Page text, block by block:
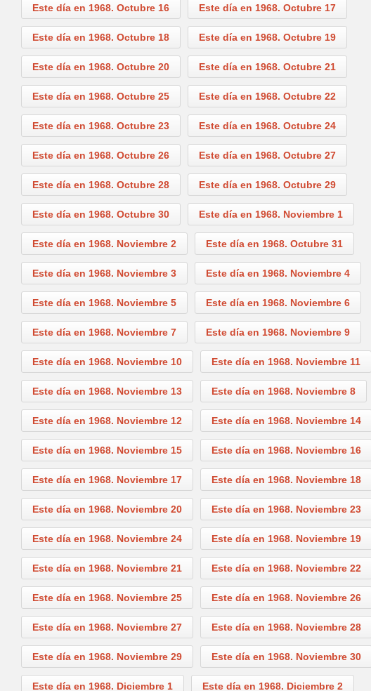
Este día en 1968. Octubre 16 Este día en 1968. Octubre 17
Este día en 1968. Octubre 18 Este día en 1968. Octubre 19
Este día en 1968. Octubre 20 Este día en 1968. Octubre 21
Este día en 1968. Octubre 25 Este día en 1968. Octubre 22
Este día en 1968. Octubre 23 Este día en 1968. Octubre 24
Este día en 1968. Octubre 26 Este día en 1968. Octubre 27
Este día en 1968. Octubre 28 Este día en 1968. Octubre 29
Este día en 1968. Octubre 30 Este día en 1968. Noviembre 1
Este día en 1968. Noviembre 2 Este día en 1968. Octubre 31
Este día en 1968. Noviembre 3 Este día en 1968. Noviembre 4
Este día en 1968. Noviembre 5 Este día en 1968. Noviembre 6
Este día en 1968. Noviembre 7 Este día en 1968. Noviembre 9
Este día en 1968. Noviembre 10 Este día en 1968. Noviembre 11
Este día en 1968. Noviembre 13 Este día en 1968. Noviembre 8
Este día en 1968. Noviembre 12 Este día en 1968. Noviembre 14
Este día en 1968. Noviembre 15 Este día en 1968. Noviembre 16
Este día en 1968. Noviembre 17 Este día en 1968. Noviembre 18
Este día en 1968. Noviembre 20 Este día en 1968. Noviembre 23
Este día en 1968. Noviembre 24 Este día en 1968. Noviembre 19
Este día en 1968. Noviembre 21 Este día en 1968. Noviembre 22
Este día en 1968. Noviembre 25 Este día en 1968. Noviembre 26
Este día en 1968. Noviembre 27 Este día en 1968. Noviembre 28
Este día en 1968. Noviembre 29 Este día en 1968. Noviembre 30
Este día en 1968. Diciembre 1 Este día en 1968. Diciembre 2